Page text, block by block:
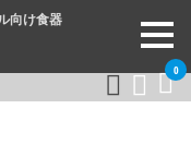
向け食器
0